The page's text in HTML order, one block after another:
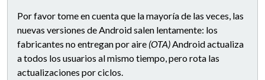
Por favor tome en cuenta que la mayoría de las veces, las
nuevas versiones de Android salen lentamente: los
fabricantes no entregan por aire (OTA)Android actualiza
a todos los usuarios al mismo tiempo, pero rota las
actualizaciones por ciclos.